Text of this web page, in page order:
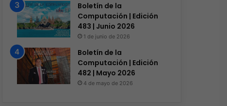
Boletín de la
Computación | Edición
483 | Junio 2026
1 de junio de 2026
Boletín de la
Computación | Edición
482 | Mayo 2026
4 de mayo de 2026